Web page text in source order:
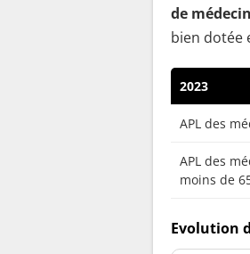
de
bien dotée
2023
APL des
APL des
moins de
Evolution